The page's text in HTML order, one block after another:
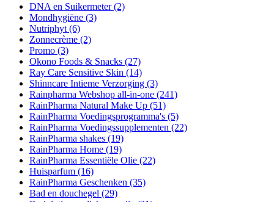
DNA en Suikermeter(2)
Mondhygiëne (3)
Nutriphyt (6)
Zonnecrème (2)
Promo (3)
Okono Foods & Snacks (27)
Ray Care Sensitive Skin (14)
Shinncare Intieme Verzorging (3)
Rainpharma Webshop all-in-one (241)
RainPharma Natural Make Up (51)
RainPharma Voedingsprogramma's (5)
RainPharma Voedingssupplementen (22)
RainPharma shakes (19)
RainPharma Home (19)
RainPharma Essentiële Olie (22)
Huisparfum (16)
RainPharma Geschenken (35)
Bad en douchegel (29)